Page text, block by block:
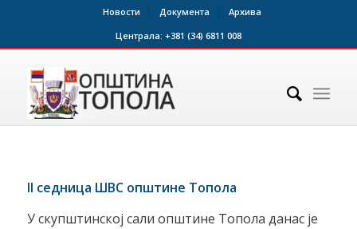
Новости Документа
Архива
Централа: +381 (34) 6811 008
II седница ШВС општине Топола
У скупштинској сали општине Топола данас је